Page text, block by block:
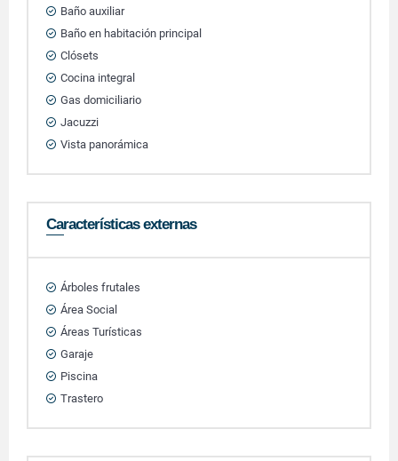
Baño auxiliar
Baño en habitación principal
Clósets
Cocina integral
Gas domiciliario
Jacuzzi
Vista panorámica
Características externas
Árboles frutales
Área Social
Áreas Turísticas
Garaje
Piscina
Trastero